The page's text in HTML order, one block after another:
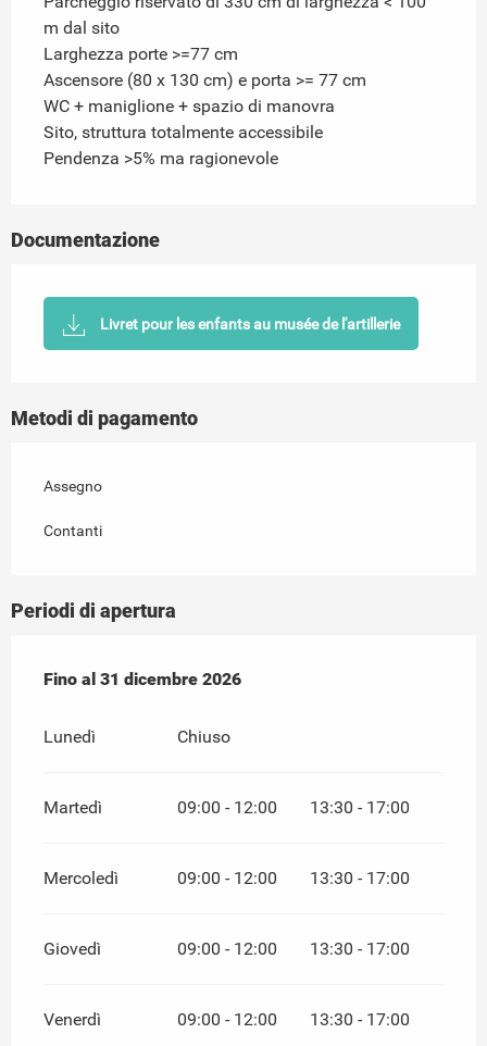
m dal sito
Larghezza porte >=77 cm
Ascensore (80 x 130 cm) e porta >= 77 cm
WC + maniglione + spazio di manovra
Sito, struttura totalmente accessibile
Pendenza >5% ma ragionevole
Documentazione
Livret pour les enfants au musée de l'artillerie
Metodi di pagamento
Assegno
Contanti
Periodi di apertura
Dal6 gennaio 2026 al31 dicembre 2026
Fino al 31 dicembre 2026
Lunedì Chiuso
Martedì 09:00 - 12:00 13:30 - 17:00
Mercoledì 09:00 - 12:00 13:30 - 17:00
Giovedì 09:00 - 12:00 13:30 - 17:00
Venerdì 09:00 - 12:00 13:30 - 17:00